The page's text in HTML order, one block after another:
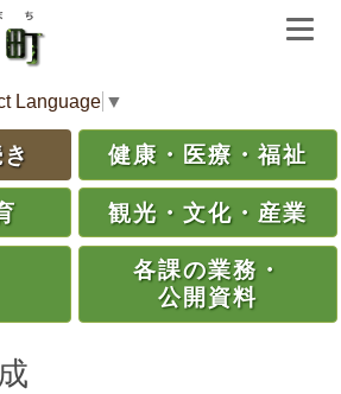
Language ▼
健康・ 医療・福祉
観光・ 文化・ 産業
各課の業務・
公開資料